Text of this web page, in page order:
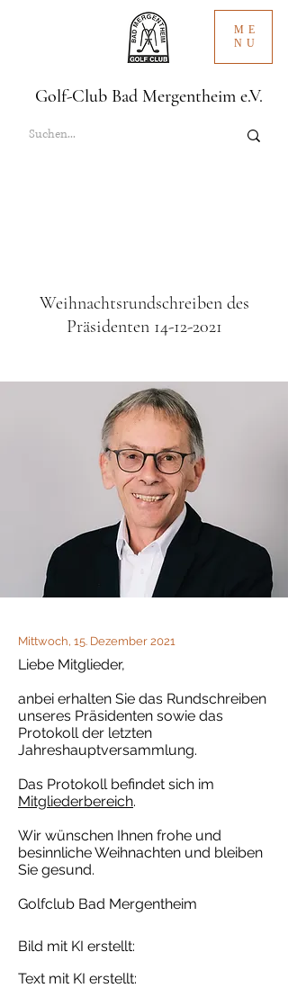
ME
NU
Golf-Club Bad Mergentheim e.V.
Weihnachtsrundschreiben des
Präsidenten 14-12-2021
Mittwoch, 15. Dezember 2021
Liebe Mitglieder,
anbei erhalten Sie das Rundschreiben
unseres Präsidenten sowie das
Protokoll der letzten
Jahreshauptversammlung.
Das Protokoll befindet sich im
Mitgliederbereich.
Wir wünschen Ihnen frohe und
besinnliche Weihnachten und bleiben
Sie gesund.
Golfclub Bad Mergentheim
Bild mit KI erstellt:
Text mit KI erstellt: